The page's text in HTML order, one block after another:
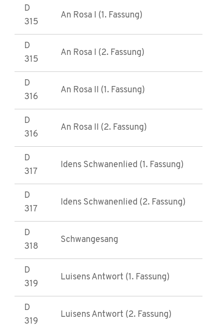
D
315
An Rosa I (1. Fassung)
D
315
An Rosa I (2. Fassung)
D
316
An Rosa II (1. Fassung)
D
316
An Rosa II (2. Fassung)
D
317
Idens Schwanenlied (1. Fassung)
D
317
Idens Schwanenlied (2. Fassung)
D
318
Schwangesang
D
319
Luisens Antwort (1. Fassung)
D
319
Luisens Antwort (2. Fassung)